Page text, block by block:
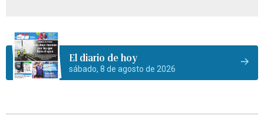
El diario de hoy
sábado, 8 de agosto de 2026